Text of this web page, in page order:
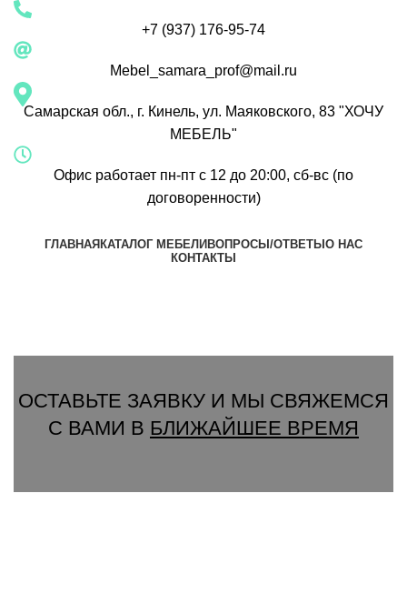
+7 (937) 176-95-74
Mebel_samara_prof@mail.ru
Самарская обл., г. Кинель, ул. Маяковского, 83 "ХОЧУ
МЕБЕЛЬ"
Офис работает пн-пт с 12 до 20:00, сб-вс (по
договоренности)
ГЛАВНАЯ КАТАЛОГ МЕБЕЛИ ВОПРОСЫ/ОТВЕТЫ О НАС
КОНТАКТЫ
ОСТАВЬТЕ ЗАЯВКУ И МЫ СВЯЖЕМСЯ
С ВАМИ В БЛИЖАЙШЕЕ ВРЕМЯ